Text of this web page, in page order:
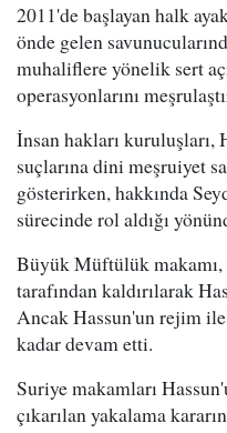
2011'de başlayan halk
önde gelen
muhaliflere yönelik sert
operasyonlarını
İnsan hakları
suçlarına dini meşruiyet
gösterirken, hakkında
sürecinde rol aldığı
Büyük Müftülük makamı,
tarafından kaldırılarak
Ancak Hassun'un rejim
kadar devam etti.
Suriye makamları
çıkarılan yakalama